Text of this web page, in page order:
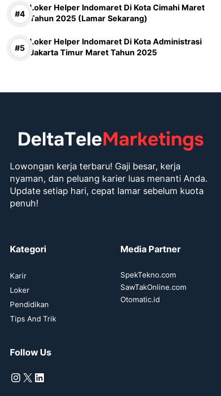
Loker Helper Indomaret Di Kota Cimahi Maret
Tahun 2025 (Lamar Sekarang)
Loker Helper Indomaret Di Kota Administrasi
Jakarta Timur Maret Tahun 2025
Lowongan kerja terbaru! Gaji besar, kerja
nyaman, dan peluang karier luas menanti Anda.
Update setiap hari, cepat lamar sebelum kuota
penuh!
Kategori
Karir
Loker
Pendidikan
Tips And Trik
Media Partner
SpekTekno.com
SawTakOnline.com
Otomatic.id
Follow Us
Instagram
X LinkedIn